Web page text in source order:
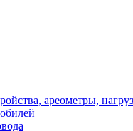
ареометры,